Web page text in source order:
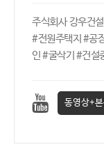
주식회사 강우건
#전원주택지 #공
인 #굴삭기 #건설
동영상+